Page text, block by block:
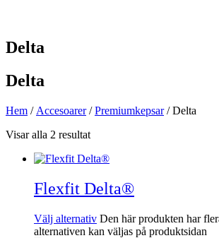
Delta
Delta
Hem / Accesoarer/Premiumkepsar/ Delta
Visar alla 2 resultat
Flexfit Delta®
Välj alternativ Den här produkten har
alternativen kan väljas på produktsidan